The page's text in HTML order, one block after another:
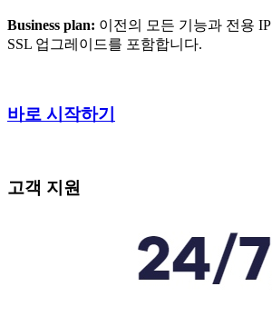
Business plan: 이전의 모든 기능과 전용
SSL 업그레이드를 포함합니다.
바로 시작하기
고객 지원